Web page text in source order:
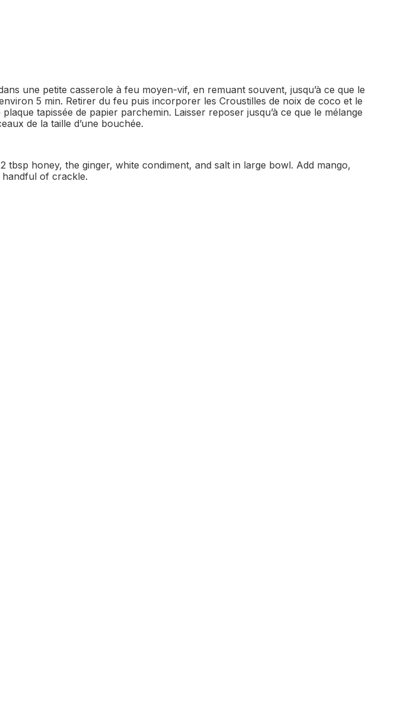
une petite casserole à feu moyen-vif, en remuant souvent, jusqu’à ce que le
5 min. Retirer du feu puis incorporer les Croustilles de noix de coco et le
tapissée de papier parchemin. Laisser reposer jusqu’à ce que le mélange
de la taille d’une bouchée.
tbsp honey, the ginger, white condiment, and salt in large bowl. Add mango,
handful of crackle.